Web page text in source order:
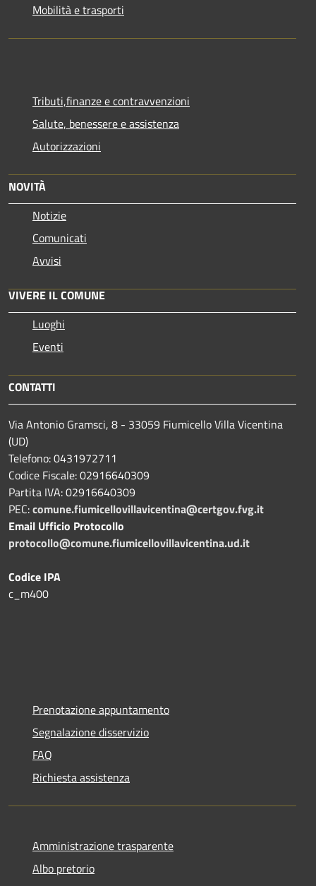
Mobilità e trasporti
Tributi,finanze e contravvenzioni
Salute, benessere e assistenza
Autorizzazioni
NOVITÀ
Notizie
Comunicati
Avvisi
VIVERE IL COMUNE
Luoghi
Eventi
CONTATTI
Via Antonio Gramsci, 8 - 33059 Fiumicello Villa Vicentina
(UD)
Telefono: 0431972711
Codice Fiscale: 02916640309
Partita IVA: 02916640309
PEC:comune.fiumicellovillavicentina@certgov.fvg.it
Email Ufficio Protocollo
protocollo@comune.fiumicellovillavicentina.ud.it
Codice IPA
c_m400
Prenotazione appuntamento
Segnalazione disservizio
FAQ
Richiesta assistenza
Amministrazione trasparente
Albo pretorio